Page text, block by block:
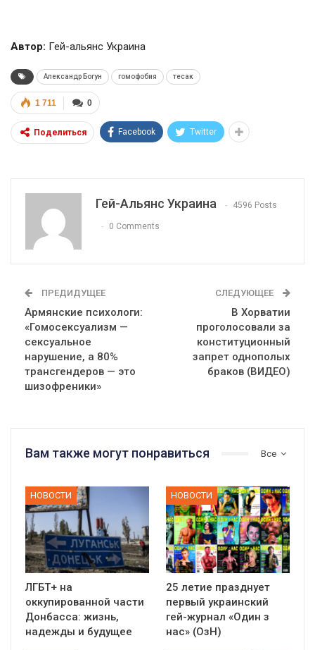
Автор: Гей-альянс Украина
Александр Богун гомофобия тесак
0
1 711
Поделиться Facebook Twitter
Гей-Альянс Украина 4596 Posts
0 Comments
ПРЕДИДУЩЕЕ
Армянские психологи:
«Гомосексуализм —
сексуальное
нарушение, а 80%
трансгендеров — это
шизофреники»
СЛЕДУЮЩЕЕ
В Хорватии
проголосовали за
конституционный
запрет однополых
браков (ВИДЕО)
Все
Вам также могут понравиться
НОВОСТИ
ЛГБТ+ на
оккупированной части
Донбасса: жизнь,
надежды и будущее
НОВОСТИ
25 летие празднует
первый украинский
гей-журнал «Один з
нас» (ОзН)